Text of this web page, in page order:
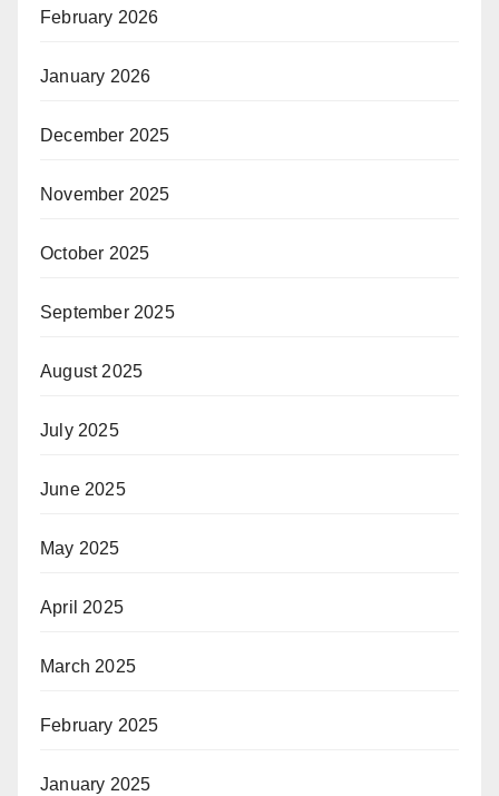
February 2026
January 2026
December 2025
November 2025
October 2025
September 2025
August 2025
July 2025
June 2025
May 2025
April 2025
March 2025
February 2025
January 2025